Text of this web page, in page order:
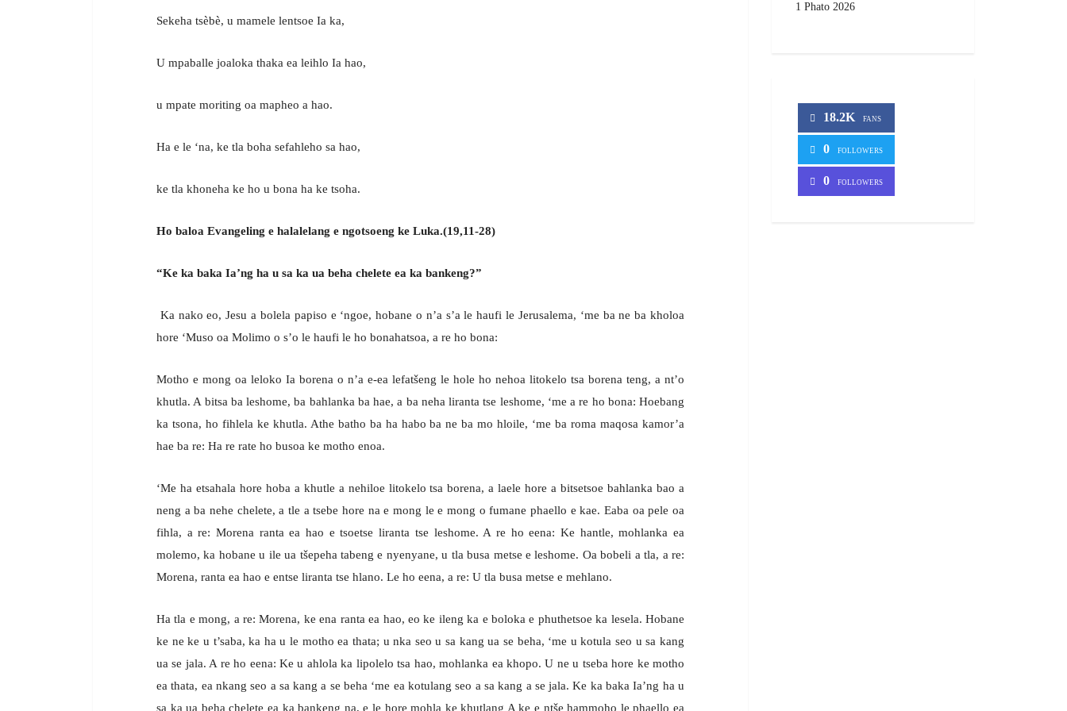
Sekeha tsèbè, u mamele lentsoe Ia ka,
U mpaballe joaloka thaka ea leihlo Ia hao,
u mpate moriting oa mapheo a hao.
Ha e le ‘na, ke tla boha sefahleho sa hao,
ke tla khoneha ke ho u bona ha ke tsoha.
Ho baloa Evangeling e halalelang e ngotsoeng ke Luka.(19,11-28)
“Ke ka baka Ia’ng ha u sa ka ua beha chelete ea ka bankeng?”
Ka nako eo, Jesu a bolela papiso e ‘ngoe, hobane o n’a s’a le haufi le Jerusalema, ‘me ba ne ba kholoa
hore ‘Muso oa Molimo o s’o le haufi le ho bonahatsoa, a re ho bona:
Motho e mong oa leloko Ia borena o n’a e-ea lefatšeng le hole ho nehoa litokelo tsa borena teng, a nt’o
khutla. A bitsa ba leshome, ba bahlanka ba hae, a ba neha liranta tse leshome, ‘me a re ho bona: Hoebang
ka tsona, ho fihlela ke khutla. Athe batho ba ha habo ba ne ba mo hloile, ‘me ba roma maqosa kamor’a
hae ba re: Ha re rate ho busoa ke motho enoa.
‘Me ha etsahala hore hoba a khutle a nehiloe litokelo tsa borena, a laele hore a bitsetsoe bahlanka bao a
neng a ba nehe chelete, a tle a tsebe hore na e mong le e mong o fumane phaello e kae. Eaba oa pele oa
fihla, a re: Morena ranta ea hao e tsoetse liranta tse leshome. A re ho eena: Ke hantle, mohlanka ea
molemo, ka hobane u ile ua tšepeha tabeng e nyenyane, u tla busa metse e leshome. Oa bobeli a tla, a re:
Morena, ranta ea hao e entse liranta tse hlano. Le ho eena, a re: U tla busa metse e mehlano.
Ha tla e mong, a re: Morena, ke ena ranta ea hao, eo ke ileng ka e boloka e phuthetsoe ka lesela. Hobane
ke ne ke u t’saba, ka ha u le motho ea thata; u nka seo u sa kang ua se beha, ‘me u kotula seo u sa kang
ua se jala. A re ho eena: Ke u ahlola ka lipolelo tsa hao, mohlanka ea khopo. U ne u tseba hore ke motho
ea thata, ea nkang seo a sa kang a se beha ‘me ea kotulang seo a sa kang a se jala. Ke ka baka Ia’ng ha u
sa ka ua beha chelete ea ka bankeng na, e le hore mohla ke khutlang A ke e ntše hammoho le phaello ea
1 Phato 2026
18.2K FANS
0 FOLLOWERS
0 FOLLOWERS